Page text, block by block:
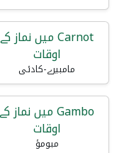
Carnot میں نماز کے
اوقات
مامبیرے-کادئی
Gambo میں نماز کے
اوقات
مبومؤ